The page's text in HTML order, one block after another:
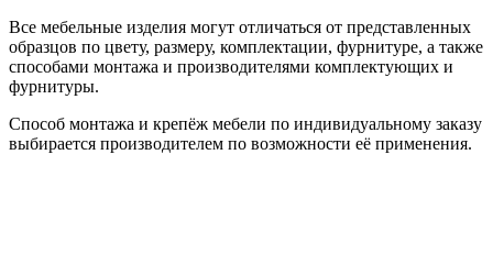
Все мебельные изделия могут отличаться от представленных
образцов по цвету, размеру, комплектации, фурнитуре, а также
способами монтажа и производителями комплектующих и
фурнитуры.
Способ монтажа и крепёж мебели по индивидуальному заказу
выбирается производителем по возможности её применения.